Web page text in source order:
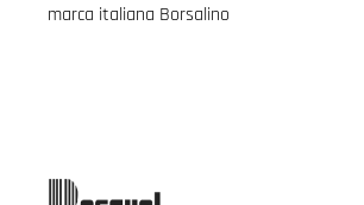
marca italiana Borsalino